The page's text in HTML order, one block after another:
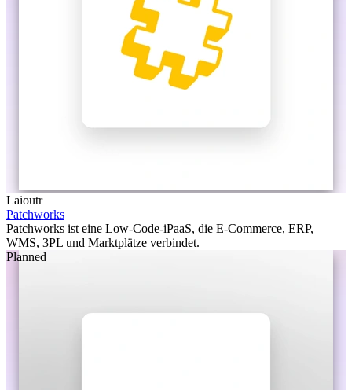
Laioutr
Patchworks
Patchworks ist eine Low-Code-iPaaS, die E-Commerce, ERP,
WMS, 3PL und Marktplätze verbindet.
Planned